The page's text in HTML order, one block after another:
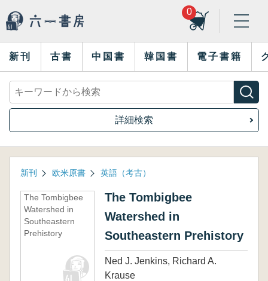
0
新刊 古書 中国書 韓国書 電子書籍
詳細検索
新刊 欧米原書 英語（考古）
The Tombigbee
Watershed in
Southeastern
Prehistory
The Tombigbee
Watershed in
Southeastern Prehistory
Ned J. Jenkins, Richard A.
Krause